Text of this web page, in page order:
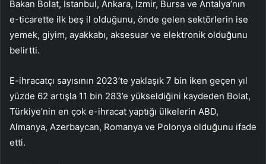
Bakan Bolat, İstanbul, Ankara, İzmir, Bursa ve Antalya’nın
e-ticarette ilk beş il olduğunu, önde gelen sektörlerin ise
yemek, giyim, ayakkabı, aksesuar ve elektronik olduğunu
belirtti.
E-ihracatçı sayısının 2023’te yaklaşık 7 bin iken geçen yıl
yüzde 62 artışla 11 bin 283’e yükseldiğini kaydeden Bolat,
Türkiye’nin en çok e-ihracat yaptığı ülkelerin ABD,
Almanya, Azerbaycan, Romanya ve Polonya olduğunu ifade
etti.